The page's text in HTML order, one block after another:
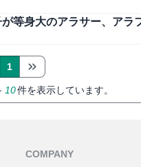
等身大のアラサー、ア
10件を表示しています。
1
COMPANY